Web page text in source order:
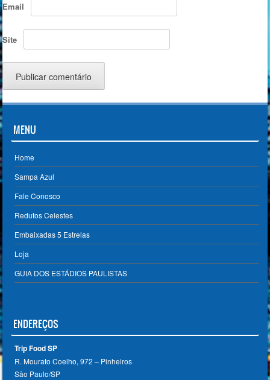
Email
Site
MENU
Home
Sampa Azul
Fale Conosco
Redutos Celestes
Embaixadas 5 Estrelas
Loja
GUIA DOS ESTÁDIOS PAULISTAS
ENDEREÇOS
Trip Food SP
R. Mourato Coelho, 972 – Pinheiros
São Paulo/SP ‎